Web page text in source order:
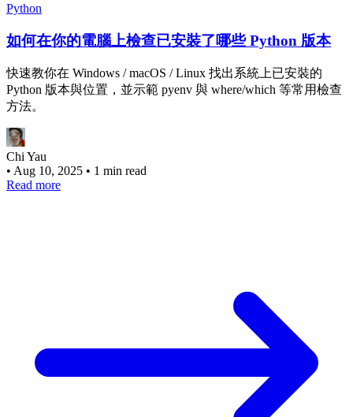
Python
如何在你的電腦上檢查已安裝了哪些 Python 版本
快速教你在 Windows / macOS / Linux 找出系統上已安裝的
Python 版本與位置，並示範 pyenv 與 where/which 等常用檢查
方法。
Chi Yau
• Aug 10, 2025 • 1 min read
Read more